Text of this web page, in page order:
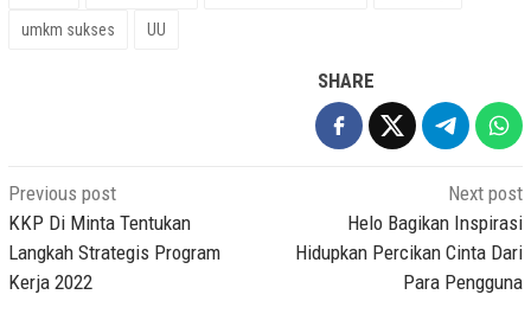
umkm sukses UU
SHARE
Post
navigation
Previous post
KKP Di Minta Tentukan
Langkah Strategis Program
Kerja 2022
Next post
Helo Bagikan Inspirasi
Hidupkan Percikan Cinta Dari
Para Pengguna